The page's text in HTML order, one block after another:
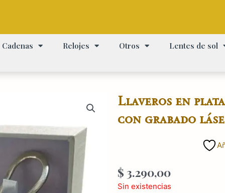
Cadenas Relojes Otros Lentes de sol
Llaveros en
con grabado
$ 3.290,00
Sin existencias